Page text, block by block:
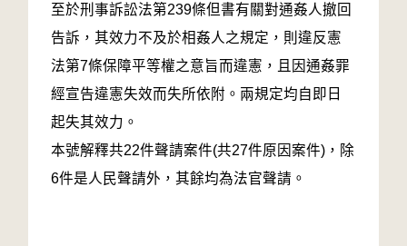
至於刑事訴訟法第239條但書有關對通姦人撤回
告訴，其效力不及於相姦人之規定，則違反憲
法第7條保障平等權之意旨而違憲，且因通姦罪
經宣告違憲失效而失所依附。兩規定均自即日
起失其效力。
本號解釋共22件聲請案件(共27件原因案件)，除
6件是人民聲請外，其餘均為法官聲請。